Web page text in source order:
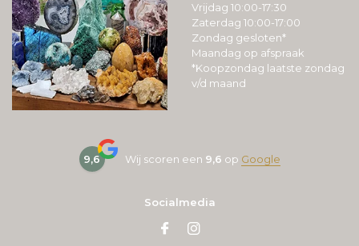
Vrijdag 10:00-17:30
Zaterdag 10:00-17:00
Zondag gesloten*
Maandag op afspraak
*Koopzondag laatste zondag
v/d maand
9,6 Wij scoren een 9,6 op Google
Socialmedia